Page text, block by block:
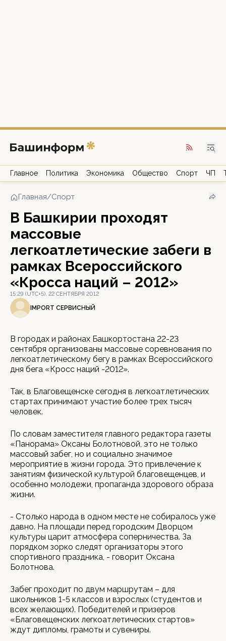
Главное Политика Экономика Общество Спорт ЧП
Главная/Спорт
В Башкирии проходят
массовые
легкоатлетические забеги в
рамках Всероссийского
«Кросса наций – 2012»
15:29 (UTC+5), 22 СЕНТЯБРЯ 2012
IMPORT СЕРВИСНЫЙ
В городах и районах Башкортостана 22-23
сентября организованы массовые соревнования по
легкоатлетическому бегу в рамках Всероссийского
дня бега «Кросс наций -2012».
Так, в Благовещенске сегодня в легкоатлетических
стартах принимают участие более трех тысяч
человек.
По словам заместителя главного редактора газеты
«Панорама» Оксаны Болотновой, это не только
массовый забег, но и социально значимое
мероприятие в жизни города. Это привлечение к
занятиям физической культурой благовещенцев, и
особенно молодежи, пропаганда здорового образа
жизни.
- Столько народа в одном месте не собиралось уже
давно. На площади перед городским Дворцом
культуры царит атмосфера соперничества. За
порядком зорко следят организаторы этого
спортивного праздника, - говорит Оксана
Болотнова.
Забег проходит по двум маршрутам – для
школьников 1-5 классов и взрослых (студентов и
всех желающих). Победителей и призеров
«Благовещенских легкоатлетических стартов»
ждут дипломы, грамоты и сувениры.